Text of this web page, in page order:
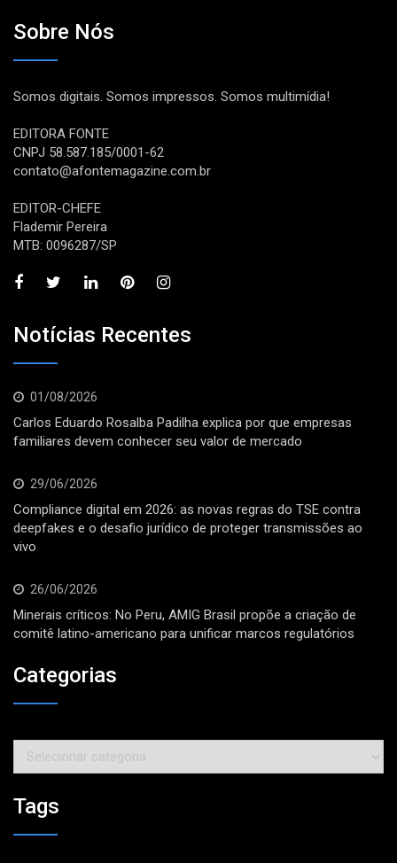
Sobre Nós
Somos digitais. Somos impressos. Somos multimídia!
EDITORA FONTE
CNPJ 58.587.185/0001-62
contato@afontemagazine.com.br
EDITOR-CHEFE
Flademir Pereira
MTB: 0096287/SP
Notícias Recentes
01/08/2026
Carlos Eduardo Rosalba Padilha explica por que empresas
familiares devem conhecer seu valor de mercado
29/06/2026
Compliance digital em 2026: as novas regras do TSE contra
deepfakes e o desafio jurídico de proteger transmissões ao
vivo
26/06/2026
Minerais críticos: No Peru, AMIG Brasil propõe a criação de
comitê latino-americano para unificar marcos regulatórios
Categorias
Categorias
Tags